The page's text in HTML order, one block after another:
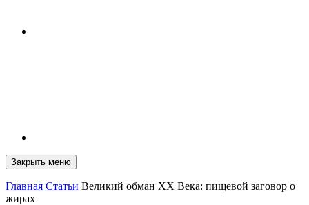
Закрыть меню
Главная Статьи Великий обман XX Века: пищевой заговор о
жирах